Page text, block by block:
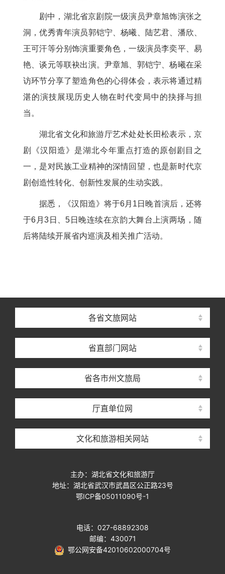
剧中，湖北省京剧院一级演员尹章旭饰演张之
洞，优秀青年演员郭铠宁、杨曦、陆艺君、潘欣、
王可汗等分别饰演重要角色，一级演员李奕平、易
艳、谈元等联袂出演。尹章旭、郭铠宁、杨曦在采
访环节分享了塑造角色的心得体会，表示将通过精
湛的演技展现历史人物在时代变局中的抉择与担
当。
湖北省文化和旅游厅艺术处处长田松表示，京
剧《汉阳造》是湖北今年重点打造的原创剧目之
一，是对民族工业精神的深情回望，也是新时代京
剧创造性转化、创新性发展的生动实践。
据悉，《汉阳造》将于6月1日晚首演后，还将
于6月3日、5日晚连续在京韵大舞台上演两场，随
后将陆续开展省内巡演及相关推广活动。
各省文旅网站
省直部门网站
省各市州文旅局
厅直单位网
文化和旅游相关网站
主办：湖北省文化和旅游厅
地址：湖北省武汉市武昌区公正路23号
鄂ICP备05011090号-1
电话：027-68892308
邮编：430071
鄂公网安备42010602000704号